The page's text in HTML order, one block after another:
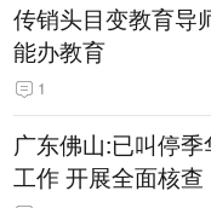
传销头目变教育导
能办教育
1
广东佛山:已叫停
工作 开展全面核查